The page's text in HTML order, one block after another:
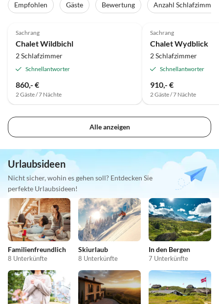
Empfohlen Gäste Bewertung
Anzahl Schlafzimmer
Sachrang
Chalet Wildbichl
2 Schlafzimmer
Schnellantworter
860,- €
2 Gäste / 7 Nächte
Sachrang
Chalet Wydblick
2 Schlafzimmer
Schnellantworter
910,- €
2 Gäste / 7 Nächte
Alle anzeigen
Urlaubsideen
Nicht sicher, wohin es gehen soll? Entdecken Sie
perfekte Urlaubsideen!
Familienfreundlich
8 Unterkünfte
Skiurlaub
8 Unterkünfte
In den Bergen
7 Unterkünfte